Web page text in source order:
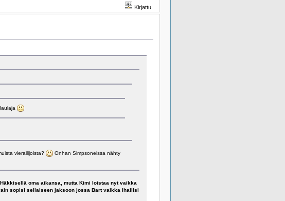
Kirjattu
vierailijoista?
Onhan Simpsoneissa nähty
oma aikansa, mutta Kimi loistaa nyt vaikka
sopisi sellaiseen jaksoon jossa Bart vaikka ihailisi